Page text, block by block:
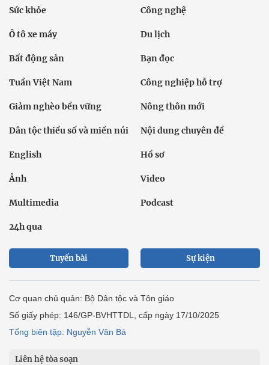
Sức khỏe Công nghệ
Ô tô xe máy Du lịch
Bất động sản Bạn đọc
Tuần Việt Nam Công nghiệp hỗ trợ
Giảm nghèo bền vững Nông thôn mới
Dân tộc thiểu số và miền núi Nội dung chuyên đề
English Hồ sơ
Ảnh Video
Multimedia Podcast
24h qua
Tuyến bài Sự kiện
Cơ quan chủ quản: Bộ Dân tộc và Tôn giáo
Số giấy phép: 146/GP-BVHTTDL, cấp ngày 17/10/2025
Tổng biên tập: Nguyễn Văn Bá
Liên hệ tòa soạn